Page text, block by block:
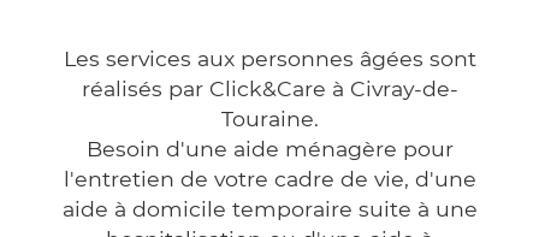
Les services aux personnes âgées sont
réalisés par Click&Care à Civray-de-
Touraine.
Besoin d'une aide ménagère pour
l'entretien de votre cadre de vie, d'une
aide à domicile temporaire suite à une